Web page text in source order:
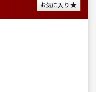
お気に入り